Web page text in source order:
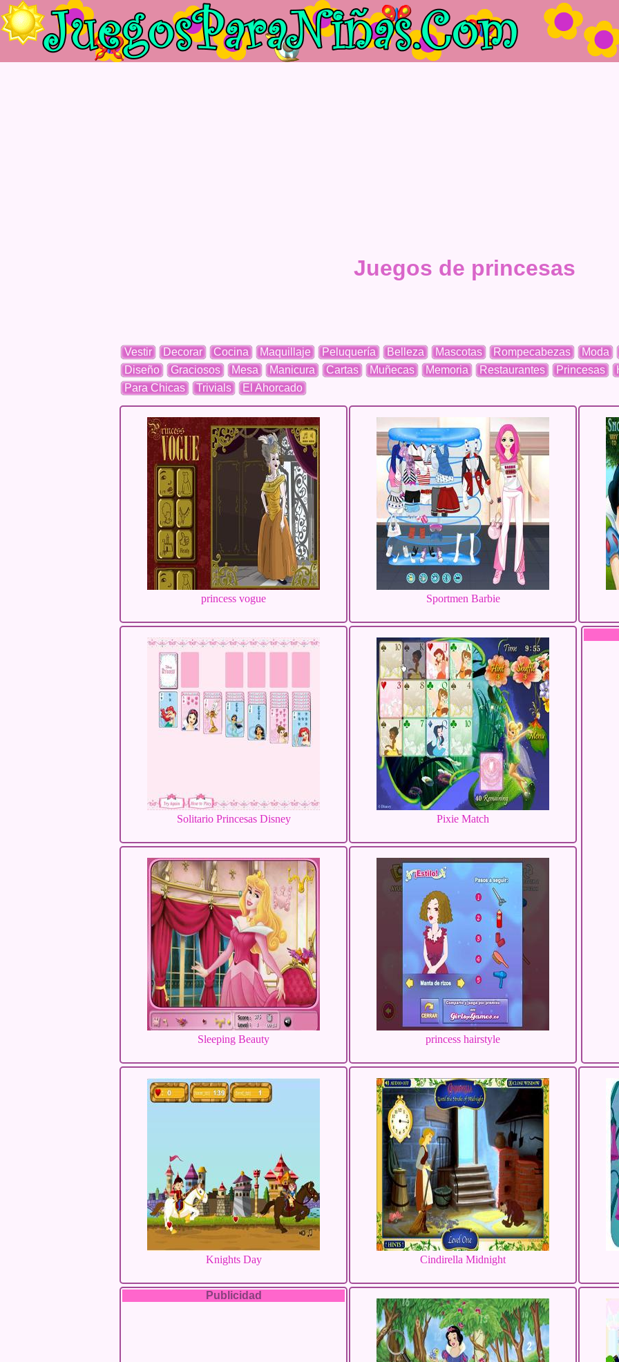
Juegos de princesas
Vestir Decorar Cocina Maquillaje Peluquería Belleza Mascotas Rompecabezas Moda
Diseño
Graciosos Mesa Manicura Cartas Muñecas Memoria Restaurantes Princesas
Para Chicas
Trivials El Ahorcado
princess vogue Sportmen Barbie
Solitario Princesas Disney Pixie Match
Sleeping Beauty princess hairstyle
Knights Day Cindirella Midnight
Publicidad